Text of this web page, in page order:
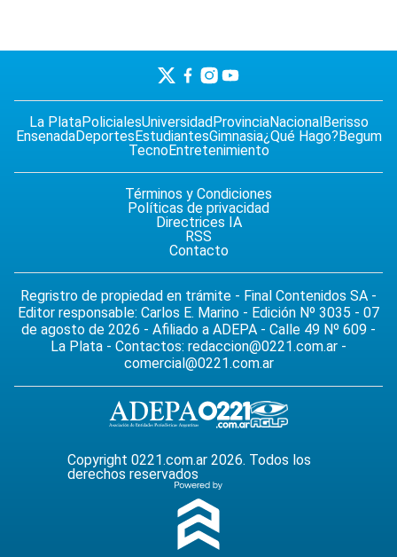
La PlataPolicialesUniversidadProvinciaNacionalBerisso
EnsenadaDeportesEstudiantesGimnasia¿Qué Hago?Begum
TecnoEntretenimiento
Términos y Condiciones
Políticas de privacidad
Directrices IA
RSS
Contacto
Regristro de propiedad en trámite - Final Contenidos SA -
Editor responsable: Carlos E. Marino - Edición Nº 3035 - 07
de agosto de 2026 - Afiliado a ADEPA - Calle 49 Nº 609 -
La Plata - Contactos: redaccion@0221.com.ar -
comercial@0221.com.ar
Copyright 0221.com.ar 2026. Todos los
derechos reservados